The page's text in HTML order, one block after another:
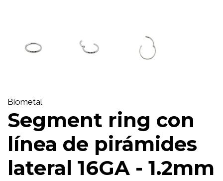
Biometal
Segment ring con
línea de pirámides
lateral 16GA - 1.2mm